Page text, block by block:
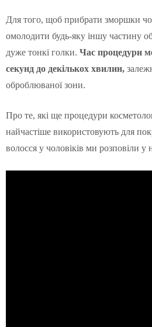
Для того, щоб прибрати зморшки
омолодити будь-яку іншу частину
дуже тонкі голки. Час процедури
секунд до декількох хвилин,
оброблюваної зони.
Про те, які ще процедури
найчастіше використовують для
волосся у чоловіків ми розповіли у